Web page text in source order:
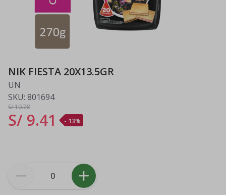
NIK FIESTA 20X13.5GR
UN
SKU: 801694
S/ 10.78
S/ 9.41 - 13%